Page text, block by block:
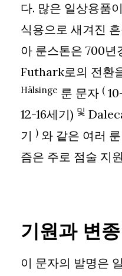
다. 많은 일상용품
식용으로 새겨진
아 룬스톤은 700년
Futhark로의 전환
Hälsinge 룬 문자 (
12-16세기) 및
기 ) 와 같은 여러
즘은 주로 점술 지
기원과 변종
이 문자의 발명은